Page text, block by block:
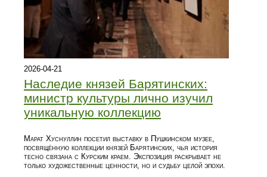
2026-04-21
Наследие князей Барятинских:
министр культуры лично изучил
уникальную коллекцию
Марат Хуснуллин посетил выставку в Пушкинском музее,
посвящённую коллекции князей Барятинских, чья история
тесно связана с Курским краем. Экспозиция раскрывает не
только художественные ценности, но и судьбу целой эпохи.